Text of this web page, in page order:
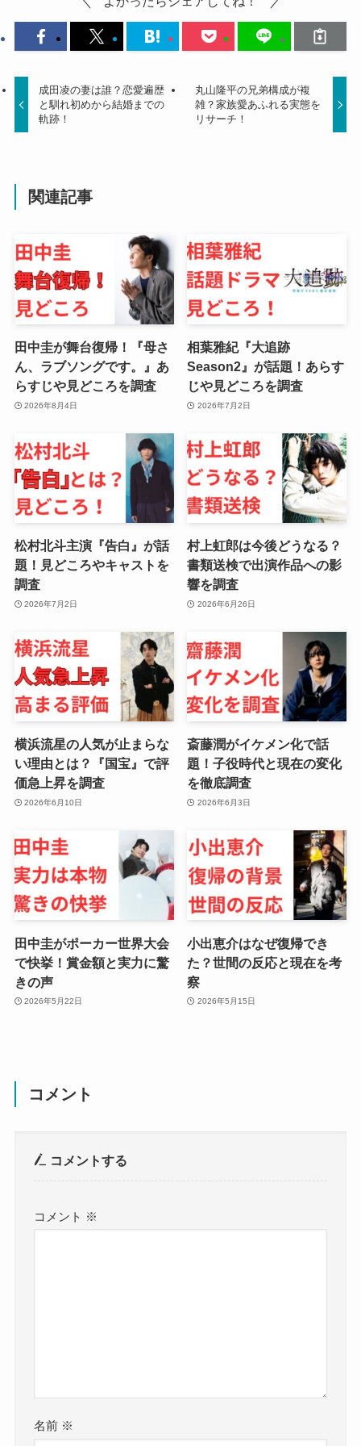
成田凌の妻は誰？恋愛遍歴
と馴れ初めから結婚までの
軌跡！
丸山隆平の兄弟構成が複
雑？家族愛あふれる実態を
リサーチ！
関連記事
田中圭が舞台復帰！『母さ
ん、ラブソングです。』あ
らすじや見どころを調査
2026年8月4日
相葉雅紀『大追跡
Season2』が話題！あらす
じや見どころを調査
2026年7月2日
松村北斗主演『告白』が話
題！見どころやキャストを
調査
2026年7月2日
村上虹郎は今後どうなる？
書類送検で出演作品への影
響を調査
2026年6月26日
横浜流星の人気が止まらな
い理由とは？『国宝』で評
価急上昇を調査
2026年6月10日
斎藤潤がイケメン化で話
題！子役時代と現在の変化
を徹底調査
2026年6月3日
田中圭がポーカー世界大会
で快挙！賞金額と実力に驚
きの声
2026年5月22日
小出恵介はなぜ復帰でき
た？世間の反応と現在を考
察
2026年5月15日
コメント
コメントする
コメント ※
名前 ※